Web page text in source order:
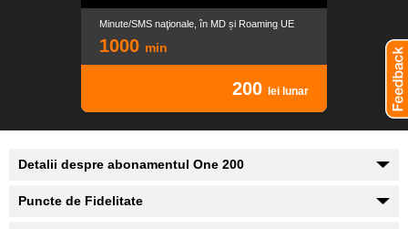
Minute/SMS naţionale, în MD și Roaming UE
1000 min
200 lei lunar
Detalii despre abonamentul One 200
Puncte de Fidelitate